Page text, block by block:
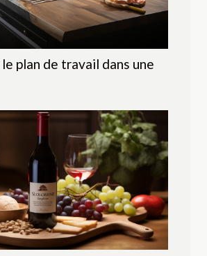
plan de travail dans une